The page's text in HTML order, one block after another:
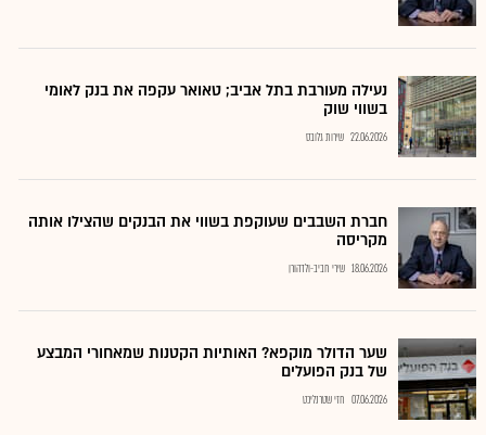
נעילה מעורבת בתל אביב; טאואר עקפה את בנק לאומי
בשווי שוק
22.06.2026 שירות גלובס
חברת השבבים שעוקפת בשווי את הבנקים שהצילו אותה
מקריסה
18.06.2026 שירי חביב-ולדהורן
שער הדולר מוקפא? האותיות הקטנות שמאחורי המבצע
של בנק הפועלים
07.06.2026 חזי שטרנליכט